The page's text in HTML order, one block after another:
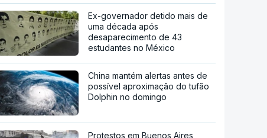
Ex-governador detido mais de
uma década após
desaparecimento de 43
estudantes no México
China mantém alertas antes de
possível aproximação do tufão
Dolphin no domingo
Protestos em Buenos Aires